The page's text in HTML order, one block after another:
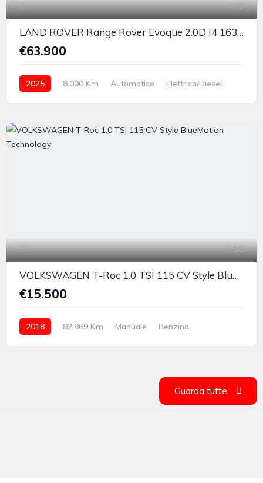
9
LAND ROVER Range Rover Evoque 2.0D I4 163 CV AWD Auto Dynamic SE
€63.900
2025 8.000 Km Automatico
Elettrica/Diesel
10
VOLKSWAGEN T-Roc 1.0 TSI 115 CV Style BlueMotion Technology
€15.500
2018 82.869 Km Manuale
Benzina
Guarda tutte